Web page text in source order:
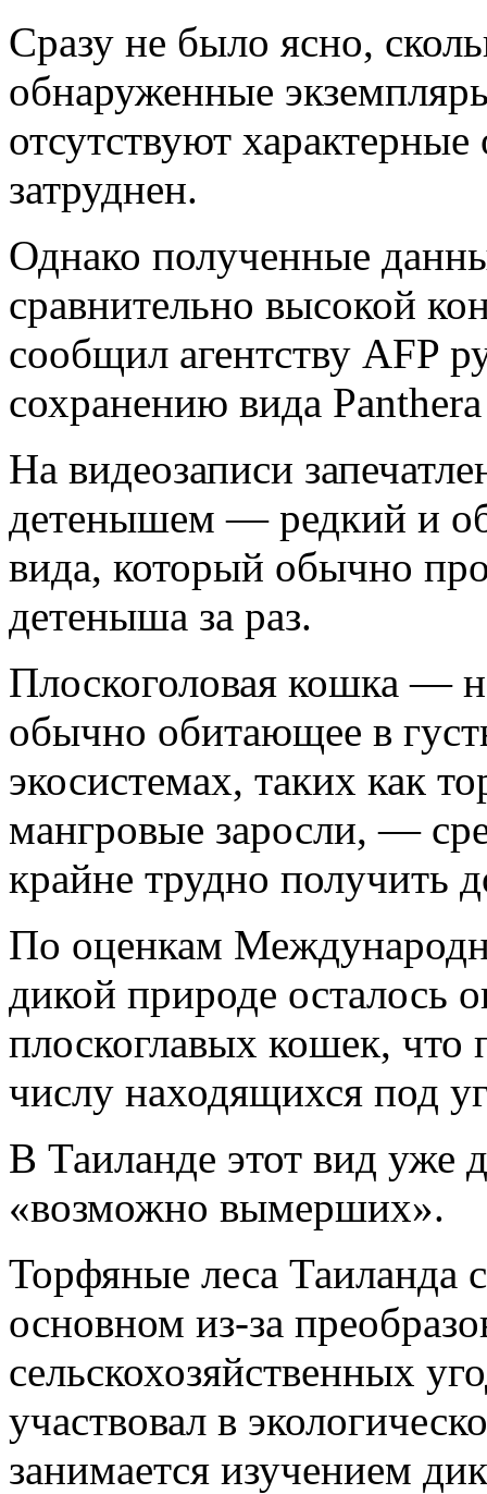
Сразу не было ясно,
обнаруженные
отсутствуют
затруднен.
Однако полученные
сравнительно высокой
сообщил агентству AFP
сохранению вида
На видеозаписи
детенышем — редкий и
вида, который обычно
детеныша за раз.
Плоскоголовая кошка —
обычно обитающее в
экосистемах, таких как
мангровые заросли, —
крайне трудно получить
По оценкам
дикой природе осталось
плоскоглавых кошек, что
числу находящихся под
В Таиланде этот вид уже
«возможно вымерших».
Торфяные леса Таиланда
основном из-за
сельскохозяйственных
участвовал в
занимается изучением